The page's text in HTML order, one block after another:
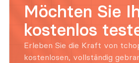
Möchten Sie
kostenlos
Erleben Sie die Kraft von
kostenlosen, vollständig